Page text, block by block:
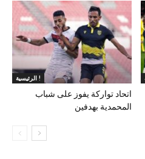
الرئيسية !
اتحاد تواركة يفوز على شباب
المحمدية بهدفين